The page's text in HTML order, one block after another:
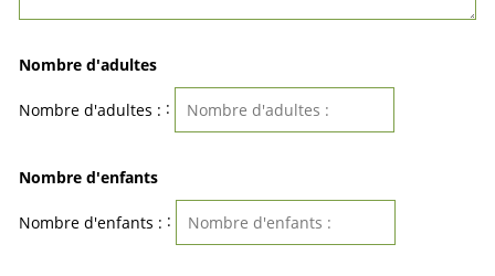
Nombre d'adultes
Nombre d'adultes : :
Nombre d'enfants
Nombre d'enfants : :